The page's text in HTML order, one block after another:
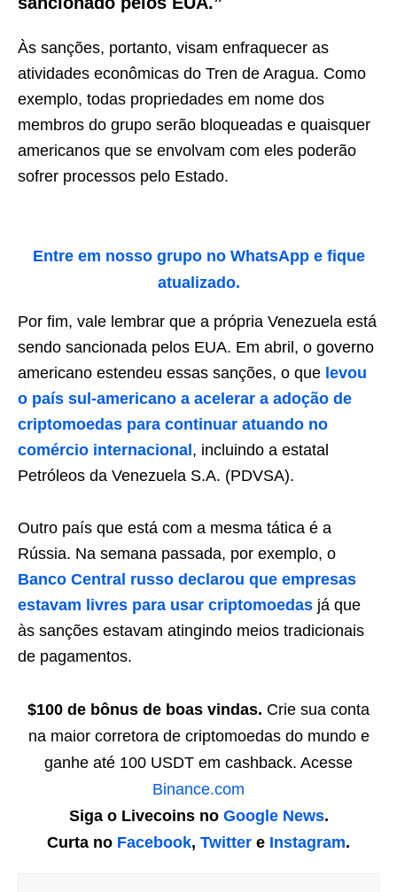
Às sanções, portanto, visam enfraquecer as
atividades econômicas do Tren de Aragua. Como
exemplo, todas propriedades em nome dos
membros do grupo serão bloqueadas e quaisquer
americanos que se envolvam com eles poderão
sofrer processos pelo Estado.
Entre em nosso grupo no WhatsApp e fique
atualizado.
Por fim, vale lembrar que a própria Venezuela está
sendo sancionada pelos EUA. Em abril, o governo
americano estendeu essas sanções, o que levou
o país sul-americano a acelerar a adoção de
criptomoedas para continuar atuando no
comércio internacional , incluindo a estatal
Petróleos da Venezuela S.A. (PDVSA).
Outro país que está com a mesma tática é a
Rússia. Na semana passada, por exemplo, o
Banco Central russo declarou que empresas
estavam livres para usar criptomoedas já que
às sanções estavam atingindo meios tradicionais
de pagamentos.
$100 de bônus de boas vindas. Crie sua conta
na maior corretora de criptomoedas do mundo e
ganhe até 100 USDT em cashback. Acesse
Binance.com
Siga o Livecoins no Google News.
Curta no Facebook, Twitter e Instagram.